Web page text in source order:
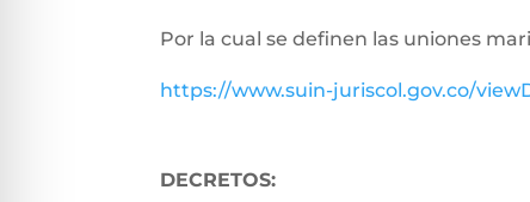
Por la cual se definen las uniones
https://www.suin-juriscol.gov.co/
DECRETOS: